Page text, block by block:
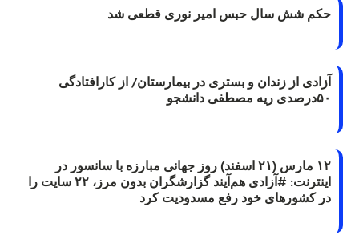
حکم شش سال حبس امیر نوری قطعی شد
آزادی از زندان و بستری در بیمارستان/ از کارافتادگی
۵۰درصدی ریه مصطفی دانشجو
۱۲ مارس (۲۱ اسفند) روز جهانی مبارزه با سانسور در
اینترنت: #آزادی هم‌آیند گزارشگران‌ بدون مرز، ۲۲ سایت را
در کشورهای خود رفع مسدودیت کرد